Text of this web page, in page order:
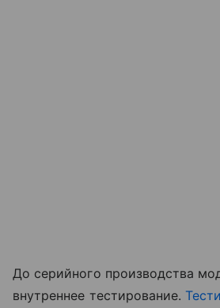
До серийного производства
внутреннее тестирование.